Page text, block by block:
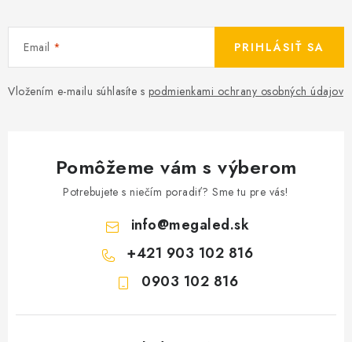
Email
Vložením e-mailu súhlasíte s podmienkami ochrany osobných údajov
PRIHLÁSIŤ SA
Pomôžeme vám s výberom
Potrebujete s niečím poradiť? Sme tu pre vás!
info@megaled.sk
+421 903 102 816
0903 102 816